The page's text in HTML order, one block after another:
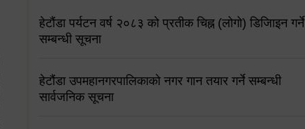
हेटौंडा पर्यटन वर्ष २०८३ को प्रतीक चिह्न (लोगो) डिजिाइन गर्ने
सम्बन्धी सूचना
हेटौंडा उपमहानगरपालिकाको नगर गान तयार गर्ने सम्बन्धी
सार्वजनिक सूचना